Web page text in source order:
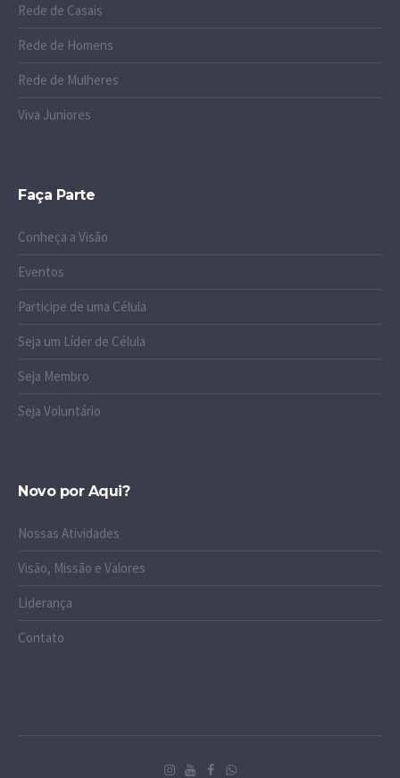
Rede de Casais
Rede de Homens
Rede de Mulheres
Viva Juniores
Faça Parte
Conheça a Visão
Eventos
Participe de uma Célula
Seja um Líder de Célula
Seja Membro
Seja Voluntário
Novo por Aqui?
Nossas Atividades
Visão, Missão e Valores
Liderança
Contato